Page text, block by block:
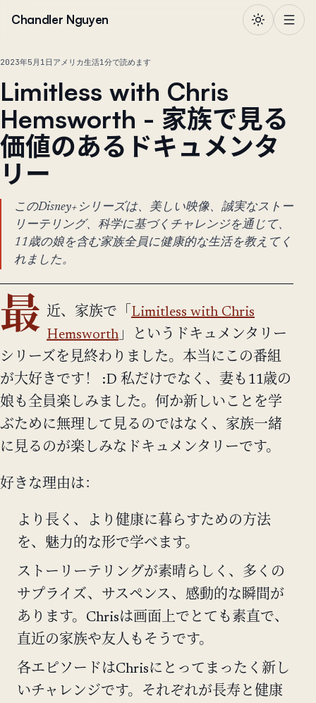
Chandler Nguyen
2023年5月1日 アメリカ生活1分で読めます
Limitless with Chris
Hemsworth - 家族で見る
価値のあるドキュメンタ
リー
このDisney+シリーズは、美しい映像、誠実なストー
リーテリング、科学に基づくチャレンジを通じて、
11歳の娘を含む家族全員に健康的な生活を教えてく
れました。
最 近、家族で「 Limitless with Chris
Hemsworth」というドキュメンタリー
シリーズを見終わりました。本当にこの番組
が大好きです！ :D 私だけでなく、妻も11歳の
娘も全員楽しみました。何か新しいことを学
ぶために無理して見るのではなく、家族一緒
に見るのが楽しみなドキュメンタリーです。
好きな理由は：
より長く、より健康に暮らすための方法
を、魅力的な形で学べます。
ストーリーテリングが素晴らしく、多くの
サプライズ、サスペンス、感動的な瞬間が
あります。Chrisは画面上でとても素直で、
直近の家族や友人もそうです。
各エピソードはChrisにとってまったく新し
いチャレンジです。それぞれが長寿と健康